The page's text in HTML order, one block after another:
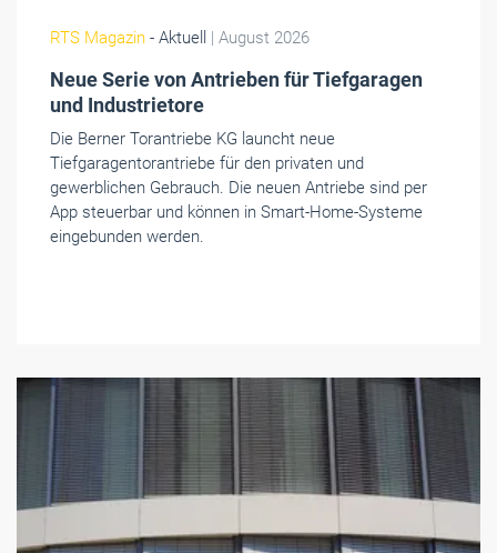
RTS Magazin - Aktuell | August 2026
Neue Serie von Antrieben für Tiefgaragen
und Industrietore
Die Berner Torantriebe KG launcht neue
Tiefgaragentorantriebe für den privaten und
gewerblichen Gebrauch. Die neuen Antriebe sind per
App steuerbar und können in Smart-Home-Systeme
eingebunden werden.